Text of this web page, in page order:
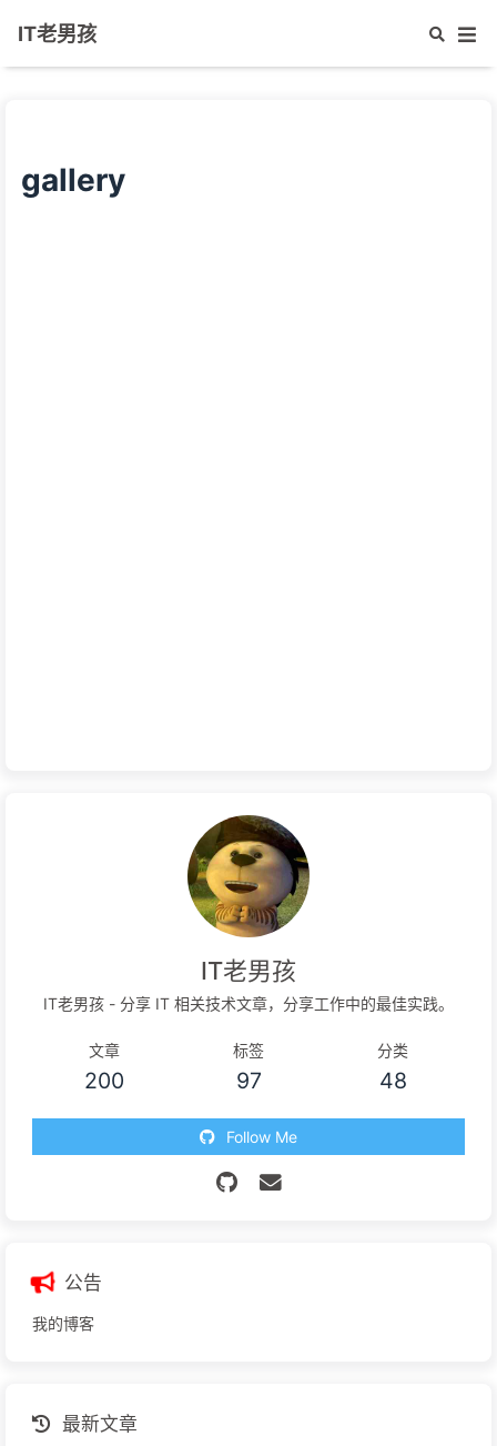
IT老男孩
gallery
IT老男孩
IT老男孩 - 分享 IT 相关技术文章，分享工作中的最佳实践。
文章
200
标签
97
分类
48
Follow Me
公告
我的博客
最新文章